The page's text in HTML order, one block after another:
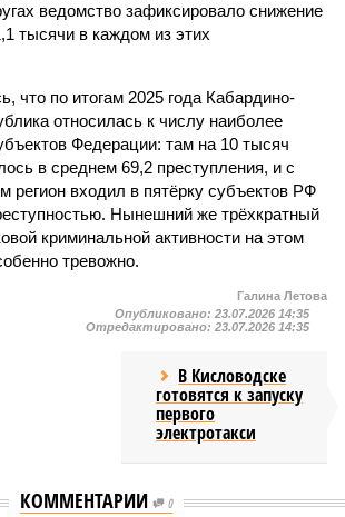
ведомство зафиксировало снижение
тысячи в каждом из этих
что по итогам 2025 года Кабардино-
относилась к числу наиболее
Федерации: там на 10 тысяч
в среднем 69,2 преступления, и с
регион входил в пятёрку субъектов РФ
Нынешний же трёхкратный
криминальной активности на этом
тревожно.
Галина Летова
Опубликовано: 23.07.2026 14:35
Отредактировано: 23.07.2026 14:35
В Кисловодске
готовятся к запуску
первого
электротакси
КОММЕНТАРИИ 0